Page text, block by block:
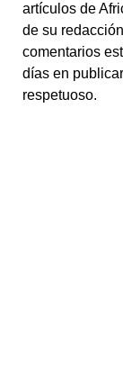
artículos de
de su
comentarios
días en
respetuoso.